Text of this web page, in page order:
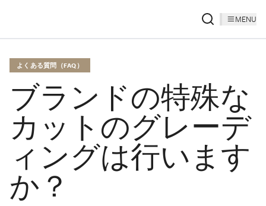
MENU
よくある質問（FAQ）
ブランドの特殊な
カットのグレーデ
ィングは行います
か？